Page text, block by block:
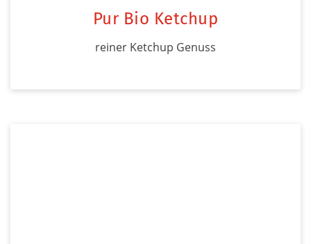
Pur Bio Ketchup
reiner Ketchup Genuss